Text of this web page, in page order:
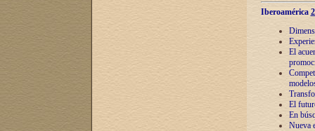
Iberoamérica
El
El
En
Nueva